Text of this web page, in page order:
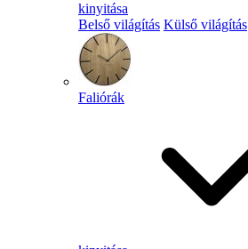
kinyitása
Belső világítás Külső világítás
Faliórák